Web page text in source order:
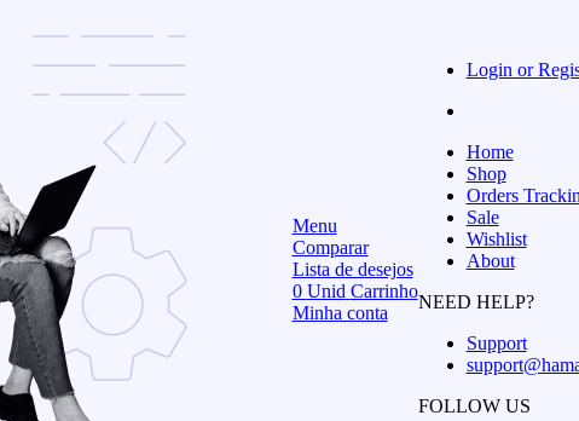
Menu
Comparar
Lista de desejos
0 Unid Carrinho
Minha conta
Login or
Home
Shop
Orders
Sale
Wishlist
About
NEED HELP?
Support
FOLLOW US